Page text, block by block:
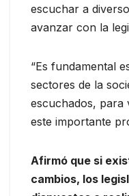
escuchar a
avanzar con la
“Es fundamental
sectores de la
escuchados, para
este importante
Afirmó que si
cambios, los